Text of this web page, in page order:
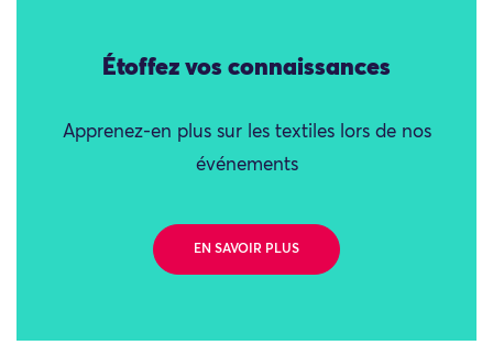
Étoffez vos connaissances
Apprenez-en plus sur les textiles lors de nos
événements
EN SAVOIR PLUS